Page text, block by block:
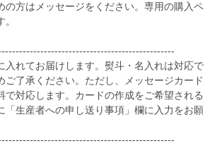
の方はメッセージをください。専用の購入ペ
入れてお届けします。熨斗・名入れは対応で
ご了承ください。ただし、メッセージカード
で対応します。カードの作成をご希望される
「生産者への申し送り事項」欄に入力をお願